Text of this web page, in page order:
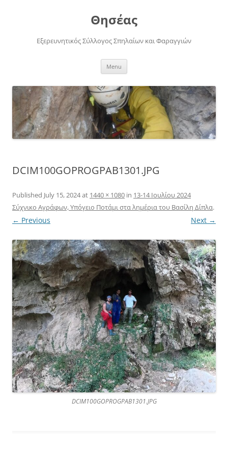
Θησέας
Εξερευνητικός Σύλλογος Σπηλαίων και Φαραγγιών
Menu
DCIM100GOPROGPAB1301.JPG
Published July 15, 2024at 1440 × 1080 in 13-14 Ιουλίου 2024
Σύχνικο Αγράφων, Υπόγειο Ποτάμι στα λημέρια του Βασίλη Δίπλα.
← Previous Next →
DCIM100GOPROGPAB1301.JPG